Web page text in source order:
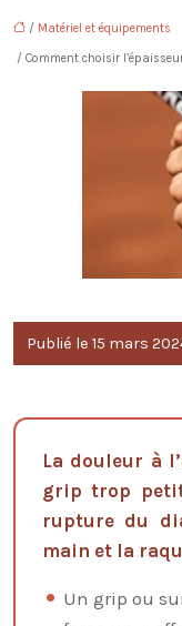
/ Matériel et équipements
/ Comment choisir
Publié le 15 mars
La douleur à
grip trop
rupture du
main et la
Un grip ou